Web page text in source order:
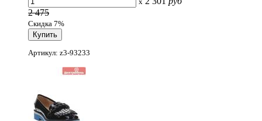
2 475
Скидка 7%
Артикул: z3-93233